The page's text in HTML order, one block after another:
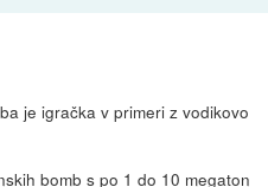
je igračka v primeri z vodikovo
bomb s po 1 do 10 megaton